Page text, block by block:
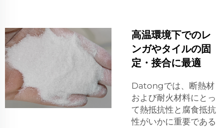
高温環境下でのレ
ンガやタイルの固
定・接合に最適
Datongでは、断熱材
および耐火材料にとっ
て熱抵抗性と腐食抵抗
性がいかに重要である